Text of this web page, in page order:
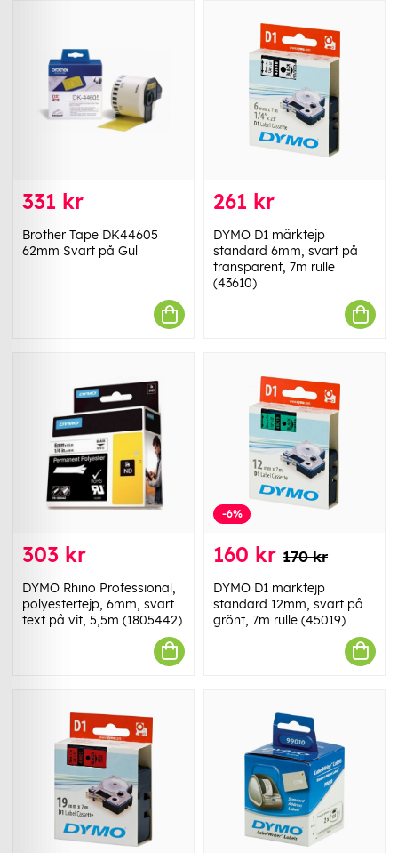
331 kr
Brother Tape DK44605
62mm Svart på Gul
261 kr
DYMO D1 märktejp
standard 6mm, svart på
transparent, 7m rulle
(43610)
303 kr
DYMO Rhino Professional,
polyestertejp, 6mm, svart
text på vit, 5,5m (1805442)
-6%
160 kr 170 kr
DYMO D1 märktejp
standard 12mm, svart på
grönt, 7m rulle (45019)